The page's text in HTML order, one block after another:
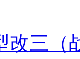
改三（